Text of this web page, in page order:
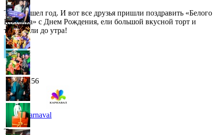
Так прошел год. И вот все друзья пришли поздравить «Белого
Кролика» с Днем Рождения, ели большой вкусной торт и
танцевали до утра!
2156
Karnaval
Теги